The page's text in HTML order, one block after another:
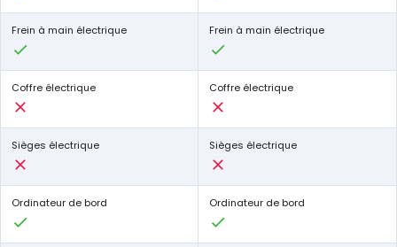
Frein à main électrique Frein à main électrique
Coffre électrique Coffre électrique
Sièges électrique Sièges électrique
Ordinateur de bord Ordinateur de bord